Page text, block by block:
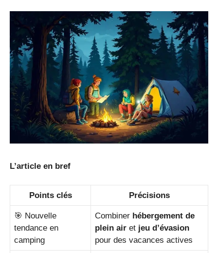
L’article en bref
Points clés Précisions
🎯 Nouvelle
tendance en
camping
Combiner hébergement de
plein air et jeu d’évasion
pour des vacances actives